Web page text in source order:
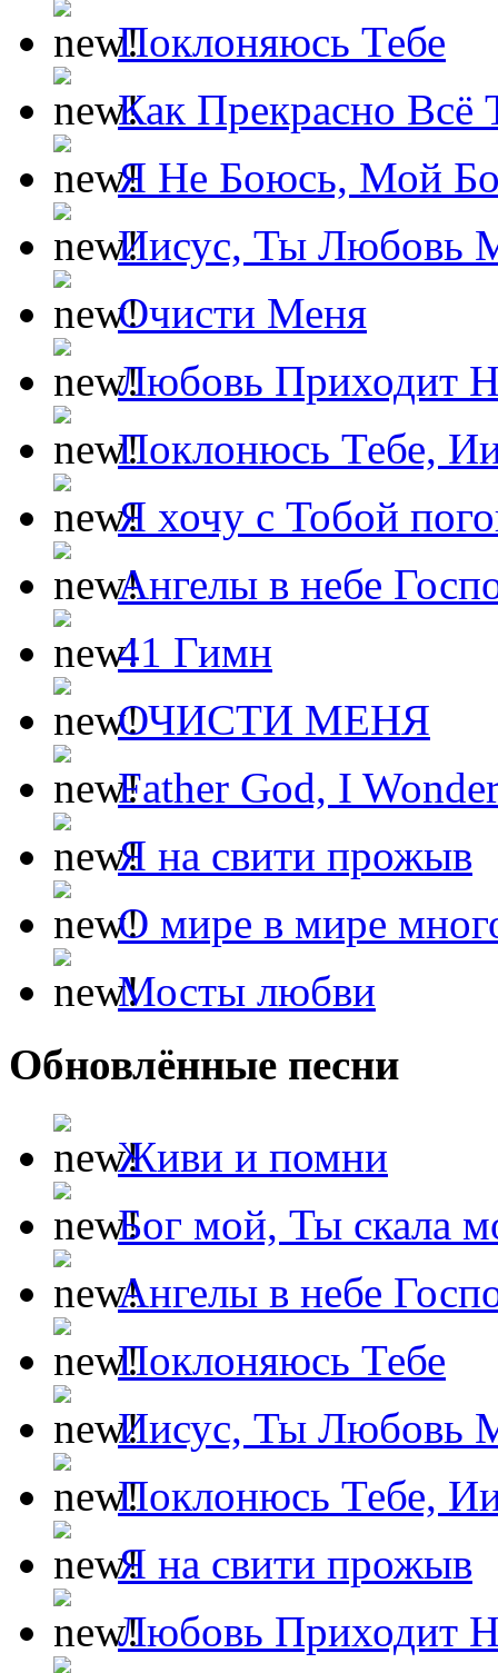
Поклоняюсь Тебе
Как Прекрасно Всё
Я Не Боюсь, Мой
Иисус, Ты Любовь
Очисти Меня
Любовь Приходит
Поклонюсь Тебе,
Я хочу с Тобой
Ангелы в небе
41 Гимн
ОЧИСТИ МЕНЯ
Father God, I
Я на свити прожыв
О мире в мире
Мосты любви
Обновлённые песни
Живи и помни
Бог мой, Ты скала
Ангелы в небе
Поклоняюсь Тебе
Иисус, Ты Любовь
Поклонюсь Тебе,
Я на свити прожыв
Любовь Приходит